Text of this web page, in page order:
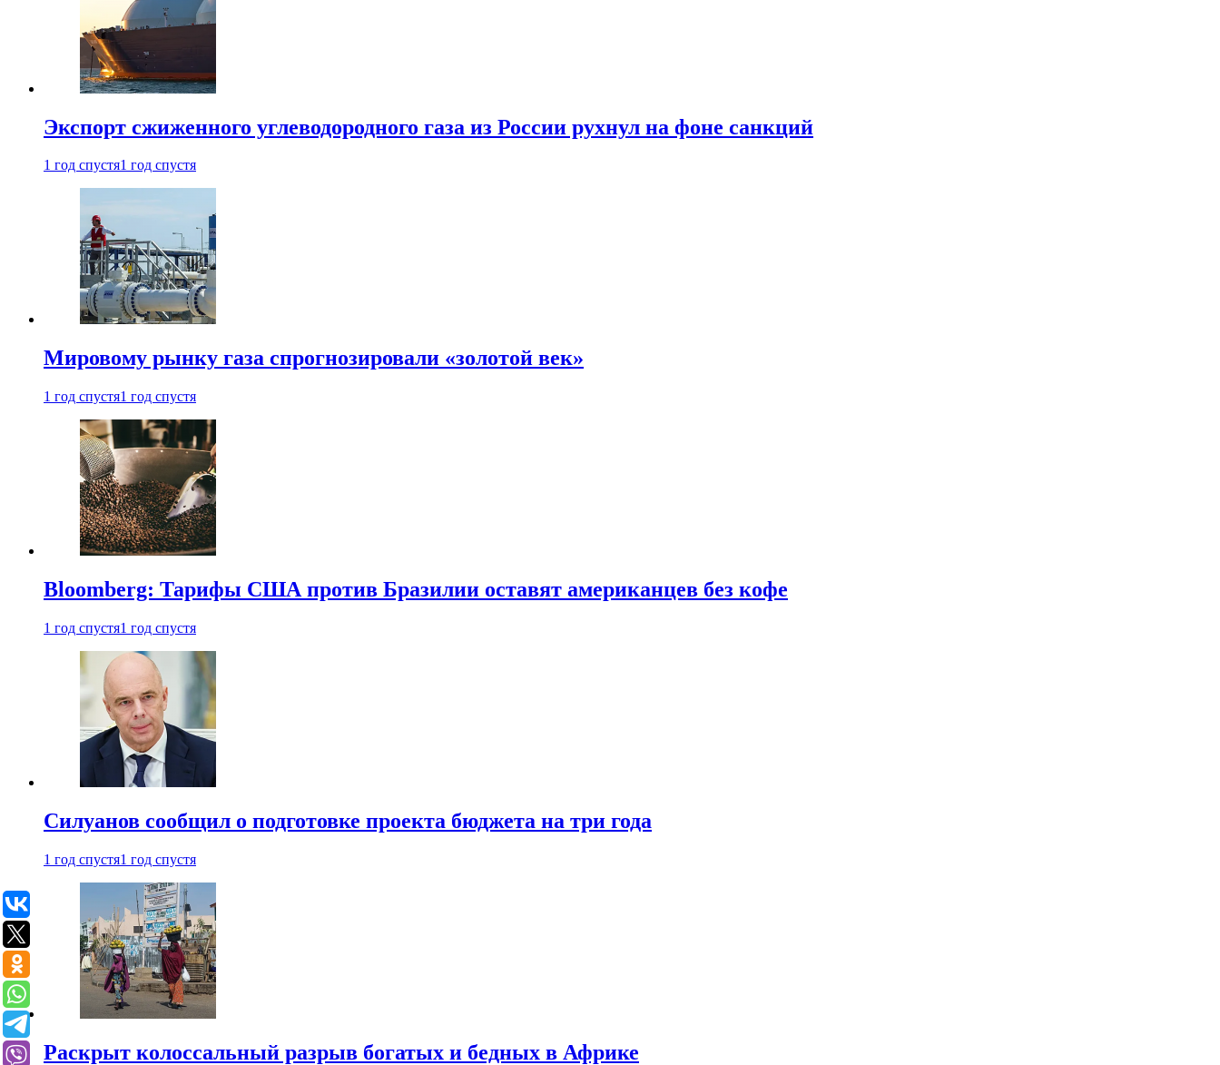
Экспорт сжиженного углеводородного газа из России рухнул на фоне санкций
1 год спустя1 год спустя
Мировому рынку газа спрогнозировали «золотой век»
1 год спустя1 год спустя
Bloomberg: Тарифы США против Бразилии оставят американцев без кофе
1 год спустя1 год спустя
Силуанов сообщил о подготовке проекта бюджета на три года
1 год спустя1 год спустя
Раскрыт колоссальный разрыв богатых и бедных в Африке